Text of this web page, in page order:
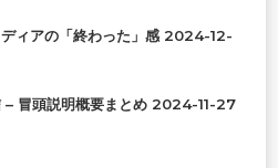
ィアの「終わった」感 2024-12-
冒頭説明概要まとめ 2024-11-27